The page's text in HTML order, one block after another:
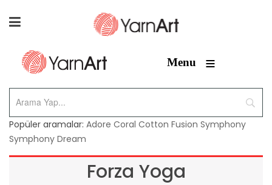
Menu ≡
Popüler aramalar: Adore Coral Cotton Fusion Symphony
Symphony Dream
Forza Yoga